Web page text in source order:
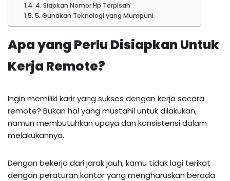
4. Siapkan Nomor Hp Terpisah
5. Gunakan Teknologi yang Mumpuni
Apa yang Perlu Disiapkan Untuk
Kerja Remote?
Ingin memiliki karir yang sukses dengan kerja secara
remote? Bukan hal yang mustahil untuk dilakukan,
namun membutuhkan upaya dan konsistensi dalam
melakukannya.
Dengan bekerja dari jarak jauh, kamu tidak lagi terikat
dengan peraturan kantor yang mengharuskan berada